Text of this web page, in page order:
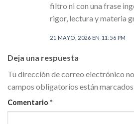
filtro ni con una frase
rigor, lectura y materia
21 MAYO, 2026 EN 11:56 PM
Deja una respuesta
Tu dirección de correo electrónico
campos obligatorios están
Comentario *